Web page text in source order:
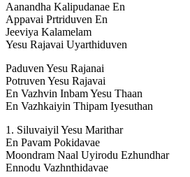
Aanandha Kalipudanae En
Appavai Prtriduven En
Jeeviya Kalamelam
Yesu Rajavai Uyarthiduven
Paduven Yesu Rajanai
Potruven Yesu Rajavai
En Vazhvin Inbam Yesu Thaan
En Vazhkaiyin Thipam Iyesuthan
1. Siluvaiyil Yesu Marithar
En Pavam Pokidavae
Moondram Naal Uyirodu Ezhundhar
Ennodu Vazhnthidavae